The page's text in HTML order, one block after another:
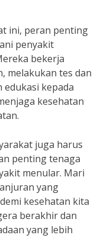
ini, peran penting
penyakit
bekerja
melakukan tes dan
kepada
kesehatan
juga harus
penting tenaga
menular. Mari
yang
kesehatan kita
berakhir dan
yang lebih